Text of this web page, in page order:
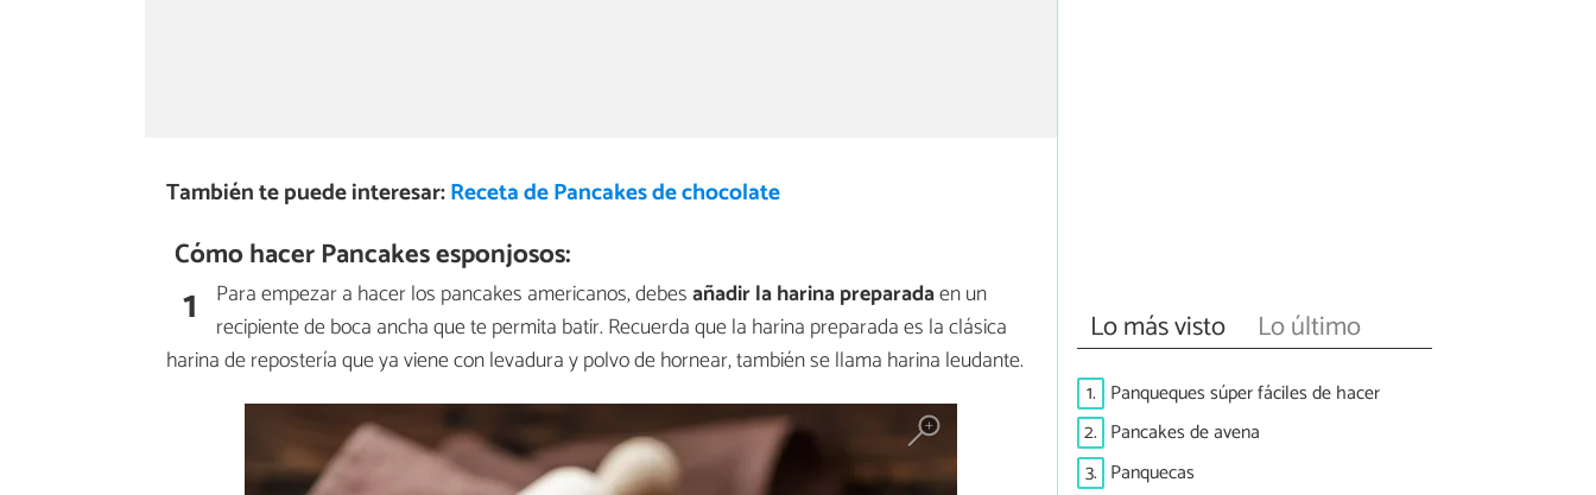
También te puede interesar:Receta de Pancakes de chocolate
Cómo hacer Pancakes esponjosos:
1 Para empezar a hacer los pancakes americanos, debesañadir la harina preparadaen un
recipiente de boca ancha que te permita batir. Recuerda que la harina preparada es la clásica
harina de repostería que ya viene con levadura y polvo de hornear, también se llama harina leudante.
Lo más visto Lo último
1. Panqueques súper fáciles de hacer
2. Pancakes de avena
3. Panquecas